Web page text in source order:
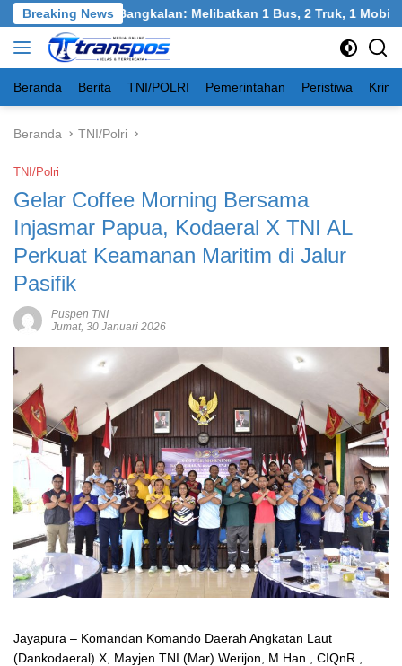
Langsung
ke
konten
Breaking News
Burneh, Bangkalan: Melibatkan 1 Bus, 2 Truk, 1 Mobil, 1
Beranda Berita TNI/POLRI Pemerintahan Peristiwa
Beranda TNI/Polri
TNI/Polri
Gelar Coffee Morning Bersama
Injasmar Papua, Kodaeral X TNI AL
Perkuat Keamanan Maritim di Jalur
Pasifik
Puspen TNI
Jumat, 30 Januari 2026
Jayapura – Komandan Komando Daerah Angkatan Laut
(Dankodaeral) X, Mayjen TNI (Mar) Werijon, M.Han., CIQnR.,